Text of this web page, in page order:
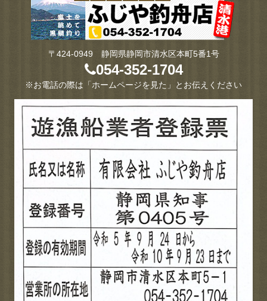
〒424-0949 静岡県静岡市清水区本町5番1号
054-352-1704
※お電話の際は「ホームページを見た」とお伝えください